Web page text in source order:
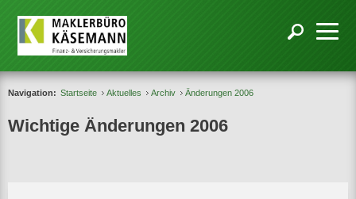
Navigation: Startseite Aktuelles Archiv Änderungen 2006
Wichtige Änderungen 2006